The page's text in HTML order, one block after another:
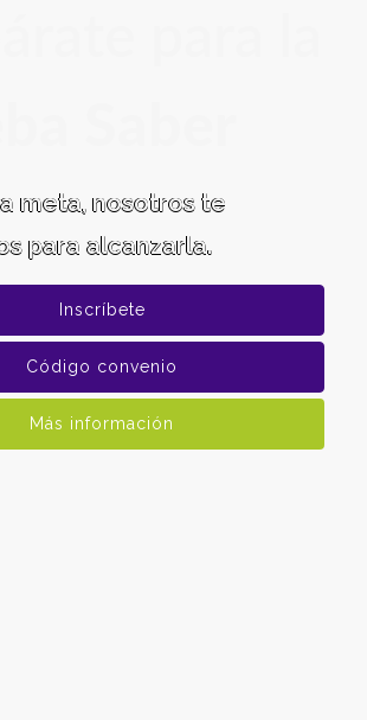
meta, nosotros te
para alcanzarla.
Inscríbete
Código convenio
Más información